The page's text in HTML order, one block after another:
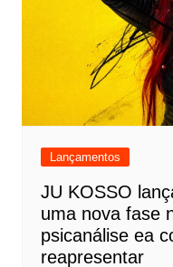
Lançamentos
JU KOSSO
uma nova fase
psicanálise ea
reapresentar